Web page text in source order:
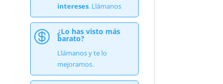
intereses. Llámanos
 ¿Lo has visto más
barato?
Llámanos y te lo
mejoramos.